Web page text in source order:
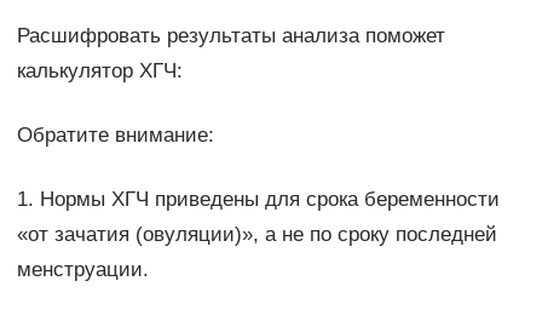
Расшифровать результаты анализа поможет
калькулятор ХГЧ:
Обратите внимание:
1. Нормы ХГЧ приведены для срока беременности
«от зачатия (овуляции)», а не по сроку последней
менструации.